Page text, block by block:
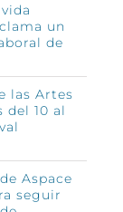
un
de
las Artes
del 10 al
Aspace
seguir